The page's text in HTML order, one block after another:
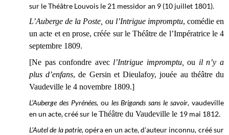
sur leThéâtre Louvois le 21 messidor an 9 (10 juillet 1801).
L’Auberge de la Poste, ou l’Intrigue impromptu, comédie en
un acte et en prose, créée sur le Théâtre de l’Impératrice le 4
septembre 1809.
[Ne pas confondre avec l’Intrigue impromptu,ou il n’y a
plus d’enfans, de Gersin et Dieulafoy, jouée au théâtre du
Vaudeville le 4 novembre 1809.]
L’Auberge des Pyrénées, ou les Brigands sans le savoir, vaudeville
en un acte, créé sur leThéâtre du Vaudeville le 19 mai 1812.
L'Autel de la patrie, opéra en un acte, d'auteur inconnu, créé sur